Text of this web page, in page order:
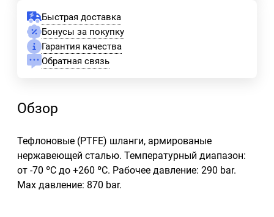
Быстрая доставка
Бонусы за покупку
Гарантия качества
Обратная связь
Обзор
Тефлоновые (PTFE) шланги, армированые
нержавеющей сталью. Температурный диапазон:
от -70 ºС до +260 ºC. Рабочее давление: 290 bar.
Max давление: 870 bar.